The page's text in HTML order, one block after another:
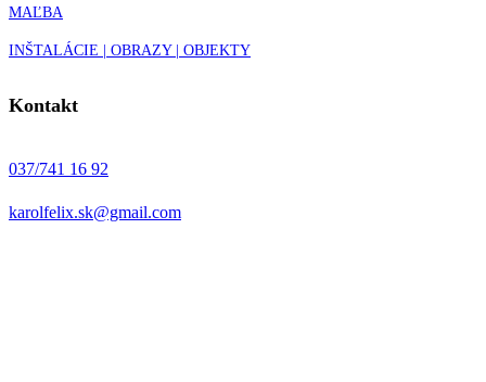
MAĽBA
INŠTALÁCIE | OBRAZY | OBJEKTY
Kontakt
037/741 16 92
karolfelix.sk@gmail.com